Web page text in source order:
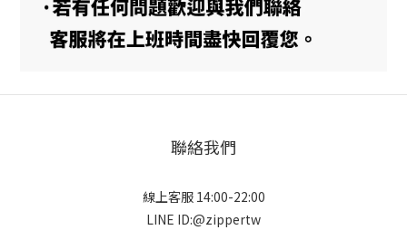
聯絡我們
線上客服 14:00-22:00
LINE ID:@zippertw